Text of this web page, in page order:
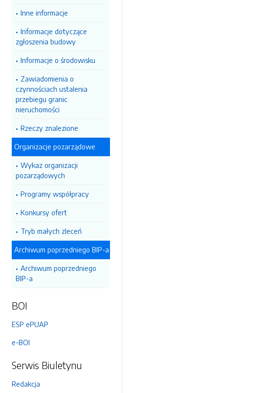
Inne informacje
Informacje dotyczące
zgłoszenia budowy
Informacje o środowisku
Zawiadomienia o
czynnościach ustalenia
przebiegu granic
nieruchomości
Rzeczy znalezione
Organizacje pozarządowe
Wykaz organizacji
pozarządowych
Programy współpracy
Konkursy ofert
Tryb małych zleceń
Archiwum poprzedniego BIP-a
Archiwum poprzedniego
BIP-a
BOI
ESP ePUAP
e-BOI
Serwis Biuletynu
Redakcja